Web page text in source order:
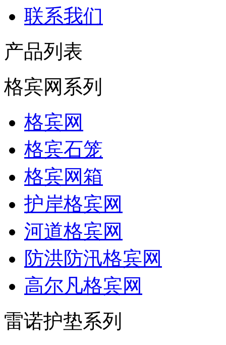
联系我们
产品列表
格宾网系列
格宾网
格宾石笼
格宾网箱
护岸格宾网
河道格宾网
防洪防汛格宾网
高尔凡格宾网
雷诺护垫系列